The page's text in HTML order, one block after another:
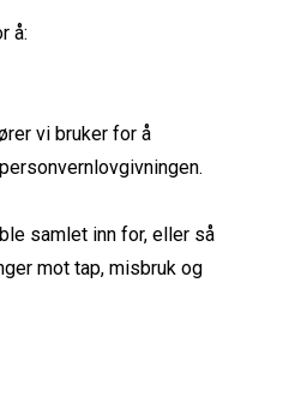
å:
vi bruker for å
samlet inn for, eller så
mot tap, misbruk og